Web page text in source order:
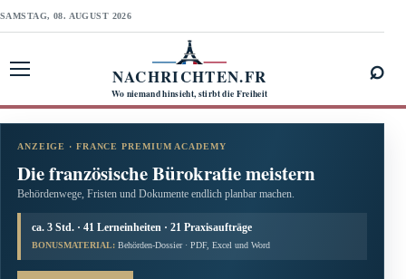
SAMSTAG, 08. AUGUST 2026
NACHRICHTEN.FR
Wo niemand hinsieht, stirbt die Freiheit
⌕
ANZEIGE · FRANCE PREMIUM ACADEMY
Die französische Bürokratie meistern
Behördenwege, Fristen und Dokumente endlich planbar machen.
ca. 3 Std. · 41 Lerneinheiten · 21 Praxisaufträge
BONUSMATERIAL: Behörden-Dossier · PDF, Excel und Word